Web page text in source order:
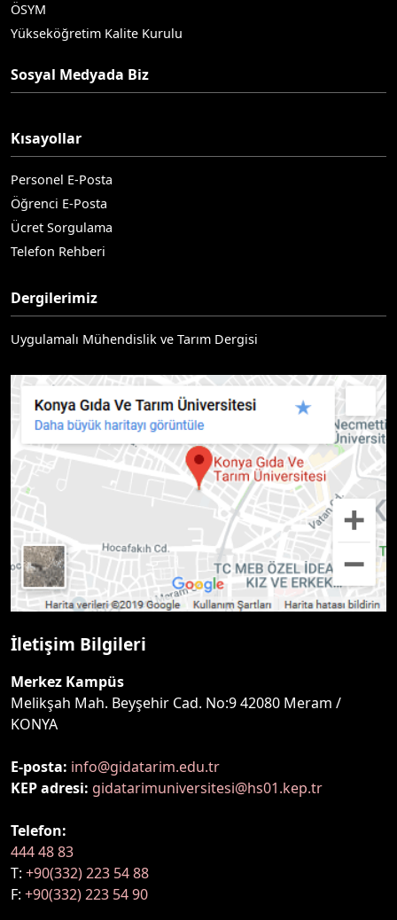
ÖSYM
Yükseköğretim Kalite Kurulu
Sosyal Medyada Biz
Kısayollar
Personel E-Posta
Öğrenci E-Posta
Ücret Sorgulama
Telefon Rehberi
Dergilerimiz
Uygulamalı Mühendislik ve Tarım Dergisi
İletişim Bilgileri
Merkez Kampüs
Melikşah Mah. Beyşehir Cad. No:9 42080 Meram /
KONYA
E-posta: info@gidatarim.edu.tr
KEP adresi: gidatarimuniversitesi@hs01.kep.tr
Telefon:
444 48 83
T: +90(332) 223 54 88
F: +90(332) 223 54 90